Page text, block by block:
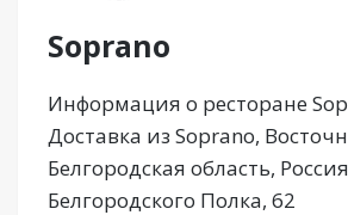
Soprano
Информация о ресторане
Доставка из Soprano,
Белгородская область,
Белгородского Полка, 62